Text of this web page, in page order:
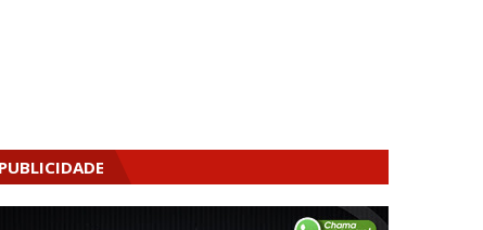
PUBLICIDADE